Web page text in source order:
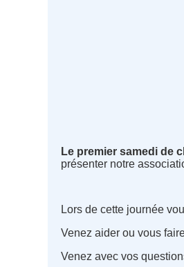
Le premier samedi de
présenter notre
Lors de cette journée
Venez aider ou vous
Venez avec vos